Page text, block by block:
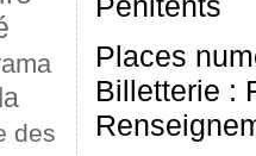
des
Places
Billetterie :